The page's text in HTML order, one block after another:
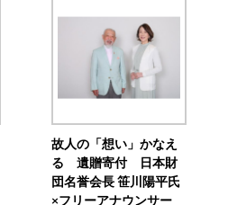
故人の「想い」かなえ
る 遺贈寄付 日本財
団名誉会長 笹川陽平氏
×フリーアナウンサー